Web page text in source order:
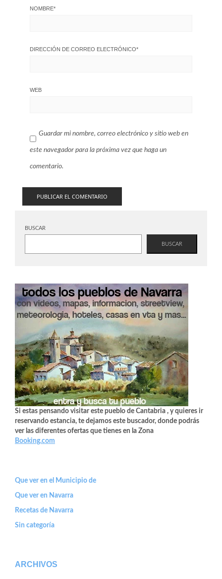
NOMBRE*
DIRECCIÓN DE CORREO ELECTRÓNICO*
WEB
Guardar mi nombre, correo electrónico y sitio web en
este navegador para la próxima vez que haga un
comentario.
BUSCAR
BUSCAR
Si estas pensando visitar este pueblo de Cantabria , y quieres ir
reservando estancia, te dejamos este buscador, donde podrás
ver las diferentes ofertas que tienes en la Zona
Booking.com
Que ver en el Municipio de
Que ver en Navarra
Recetas de Navarra
Sin categoría
ARCHIVOS